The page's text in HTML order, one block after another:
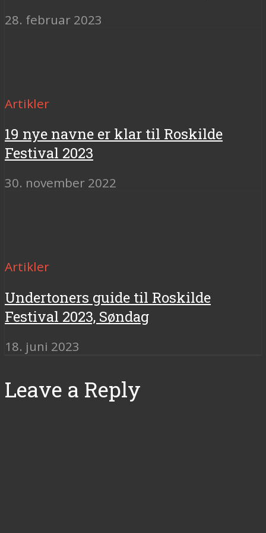
28. februar 2023
Artikler
19 nye navne er klar til Roskilde
Festival 2023
30. november 2022
Artikler
Undertoners guide til Roskilde
Festival 2023, Søndag
18. juni 2023
Leave a Reply